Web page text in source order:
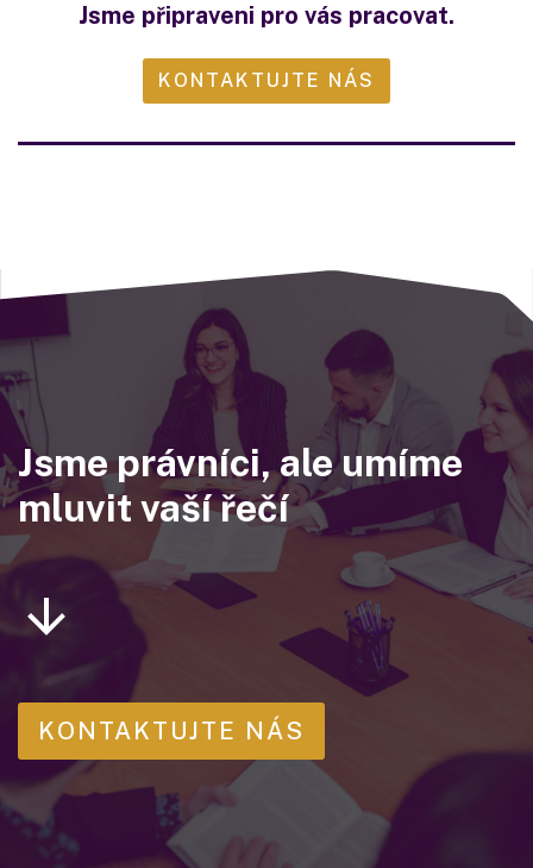
Jsme připraveni pro vás pracovat.
KONTAKTUJTE NÁS
Jsme právníci, ale umíme
mluvit vaší řečí
KONTAKTUJTE NÁS